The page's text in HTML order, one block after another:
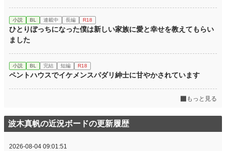
小説 BL 連載中 長編 R18
ひとりぼっちになった僕は新しい家族に愛と幸せを教えてもらい
ました
小説 BL 完結 短編 R18
ペントハウスでイケメンスパダリ紳士に甘やかされています
もっと見る
波木真帆の近況ボードの更新履歴
2026-08-04 09:01:51